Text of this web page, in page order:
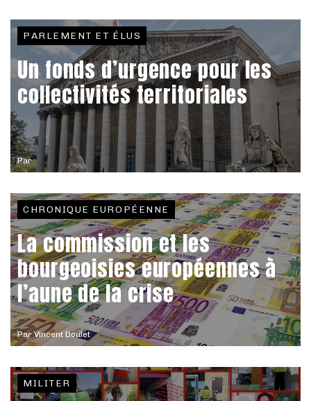
Par
PARLEMENT ET ÉLUS
Un fonds d’urgence pour les
collectivités territoriales
ParVincent Boulet
CHRONIQUE EUROPÉENNE
La commission et les
bourgeoisies européennes à
l’aune de la crise
MILITER